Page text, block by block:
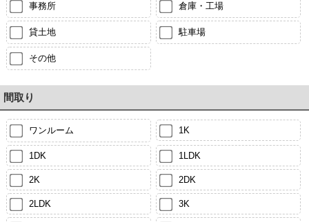
事務所 倉庫・工場
貸土地 駐車場
その他
間取り
ワンルーム 1K
1DK 1LDK
2K 2DK
2LDK 3K